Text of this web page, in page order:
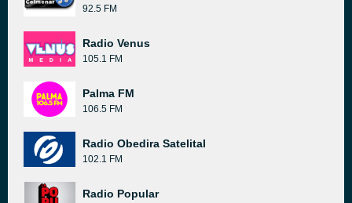
92.5 FM
Radio Venus
105.1 FM
Palma FM
106.5 FM
Radio Obedira Satelital
102.1 FM
Radio Popular